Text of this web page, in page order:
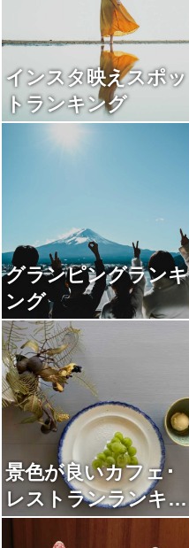
インスタ映えスポッ
トランキング
グランピングランキ
ング
景色が良いカフェ･
レストランランキン
グ